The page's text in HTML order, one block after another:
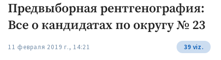
Общество
+312
Мнения
Выборы 2025
Предвыборная рентгенография:
Все о кандидатах по округу № 23
11 февраля 2019 г., 14:21 39 viz.